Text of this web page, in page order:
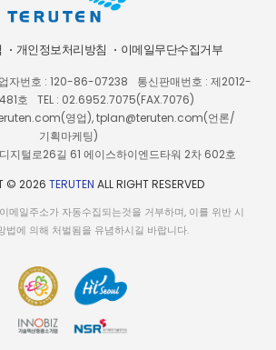
개인정보처리방침 이메일무단수집거부
자번호 : 120-86-07238
통신판매번호 : 제2012-
호
TEL : 02.6952.7075(FAX.7076)
영업), tplan@teruten.com(언론/
기획마케팅)
지털로26길 61 에이스하이엔드타워 2차 602호
© 2026 TERUTEN ALL RIGHT RESERVED
메일주소가 자동수집되는것을 거부하며, 이를 위반 시
법에 의해 처벌됨을 유념하시길 바랍니다.